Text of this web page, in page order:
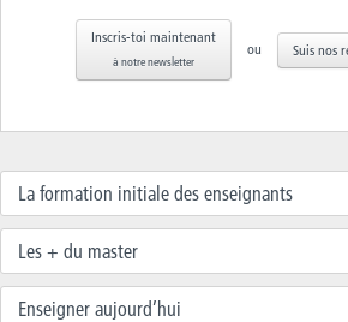
Inscris-toi maintenant
à notre newsletter
ou Suis nos
La formation initiale des enseignants
Les + du master
Enseigner aujourd’hui